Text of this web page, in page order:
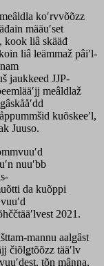
koʹrvvõõzz
määuʹset
kook liâ skääđ
liâ leämmaž pâiʹl-
jaukkeed JJP-
meâldlaž
kuõskeeʹl,
Juuso.
nuuʹbb
da kuõppi
2021.
mannu aalǥâst
čiõlǥtõõzz tääʹlv
tõn mâŋŋa,